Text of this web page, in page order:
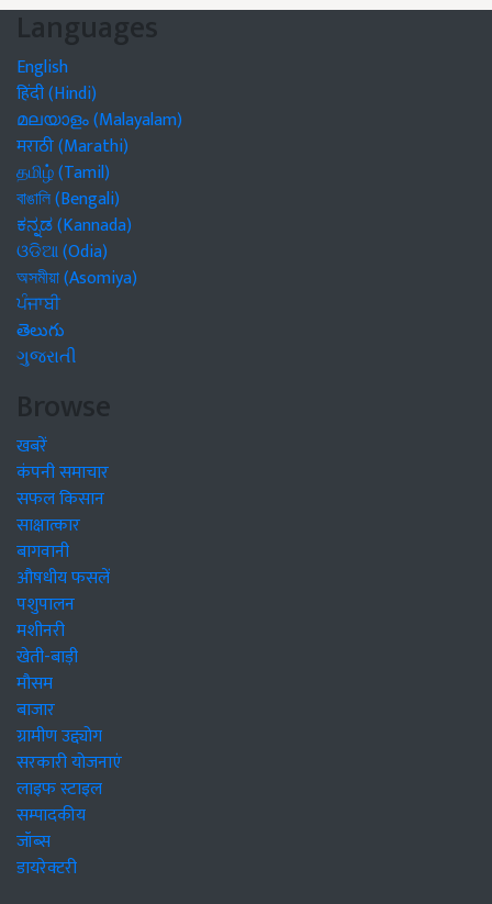
Languages
English
हिंदी (Hindi)
മലയാളം (Malayalam)
मराठी (Marathi)
தமிழ் (Tamil)
বাঙালি (Bengali)
ಕನ್ನಡ (Kannada)
ଓଡିଆ (Odia)
অসমীয়া (Asomiya)
ਪੰਜਾਬੀ
తెలుగు
ગુજરાતી
Browse
खबरें
कंपनी समाचार
सफल किसान
साक्षात्कार
बागवानी
औषधीय फसलें
पशुपालन
मशीनरी
खेती-बाड़ी
मौसम
बाजार
ग्रामीण उद्द्योग
सरकारी योजनाएं
लाइफ स्टाइल
सम्पादकीय
जॉब्स
डायरेक्टरी